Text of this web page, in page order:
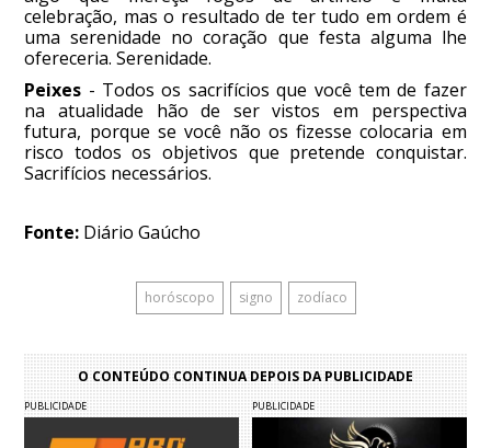
celebração, mas o resultado de ter tudo em ordem é
uma serenidade no coração que festa alguma lhe
ofereceria. Serenidade.
Peixes - Todos os sacrifícios que você tem de fazer
na atualidade hão de ser vistos em perspectiva
futura, porque se você não os fizesse colocaria em
risco todos os objetivos que pretende conquistar.
Sacrifícios necessários.
Fonte: Diário Gaúcho
horóscopo signo zodíaco
O CONTEÚDO CONTINUA DEPOIS DA PUBLICIDADE
PUBLICIDADE PUBLICIDADE